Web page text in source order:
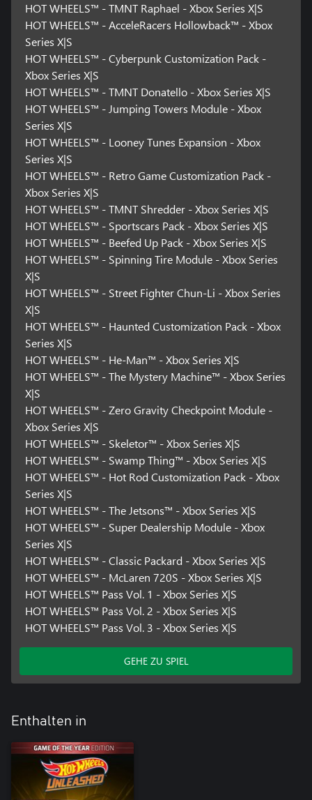
HOT WHEELS™ - TMNT Raphael - Xbox Series X|S
HOT WHEELS™ - AcceleRacers Hollowback™ - Xbox
Series X|S
HOT WHEELS™ - Cyberpunk Customization Pack -
Xbox Series X|S
HOT WHEELS™ - TMNT Donatello - Xbox Series X|S
HOT WHEELS™ - Jumping Towers Module - Xbox
Series X|S
HOT WHEELS™ - Looney Tunes Expansion - Xbox
Series X|S
HOT WHEELS™ - Retro Game Customization Pack -
Xbox Series X|S
HOT WHEELS™ - TMNT Shredder - Xbox Series X|S
HOT WHEELS™ - Sportscars Pack - Xbox Series X|S
HOT WHEELS™ - Beefed Up Pack - Xbox Series X|S
HOT WHEELS™ - Spinning Tire Module - Xbox Series
X|S
HOT WHEELS™ - Street Fighter Chun-Li - Xbox Series
X|S
HOT WHEELS™ - Haunted Customization Pack - Xbox
Series X|S
HOT WHEELS™ - He-Man™ - Xbox Series X|S
HOT WHEELS™ - The Mystery Machine™ - Xbox Series
X|S
HOT WHEELS™ - Zero Gravity Checkpoint Module -
Xbox Series X|S
HOT WHEELS™ - Skeletor™ - Xbox Series X|S
HOT WHEELS™ - Swamp Thing™ - Xbox Series X|S
HOT WHEELS™ - Hot Rod Customization Pack - Xbox
Series X|S
HOT WHEELS™ - The Jetsons™ - Xbox Series X|S
HOT WHEELS™ - Super Dealership Module - Xbox
Series X|S
HOT WHEELS™ - Classic Packard - Xbox Series X|S
HOT WHEELS™ - McLaren 720S - Xbox Series X|S
HOT WHEELS™ Pass Vol. 1 - Xbox Series X|S
HOT WHEELS™ Pass Vol. 2 - Xbox Series X|S
HOT WHEELS™ Pass Vol. 3 - Xbox Series X|S
GEHE ZU SPIEL
Enthalten in